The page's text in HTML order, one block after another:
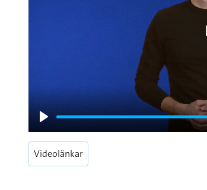
Play
Videolänkar